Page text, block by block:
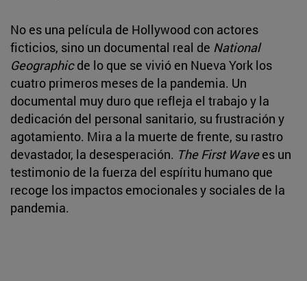
No es una película de Hollywood con actores
ficticios, sino un documental real de National
Geographicde lo que se vivió en Nueva York los
cuatro primeros meses de la pandemia. Un
documental muy duro que refleja el trabajo y la
dedicación del personal sanitario, su frustración y
agotamiento. Mira a la muerte de frente, su rastro
devastador, la desesperación. The First Wavees un
testimonio de la fuerza del espíritu humano que
recoge los impactos emocionales y sociales de la
pandemia.